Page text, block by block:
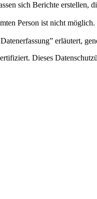
sich Berichte erstellen,
Person ist nicht
erläutert,
Dieses